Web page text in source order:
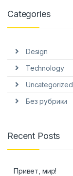
Categories
Design
Technology
Uncategorized
Без рубрики
Recent Posts
Привет, мир!